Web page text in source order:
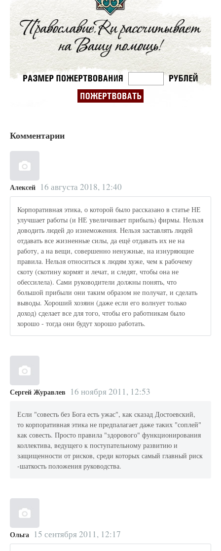
Комментарии
Алексей 16 августа 2018, 12:40
Корпоративная этика, о которой было рассказано в статье НЕ
улучшает работы (и НЕ увеличивает прибыль) фирмы. Нельзя
доводить людей до изнеможения. Нельзя заставлять людей
отдавать все жизненные силы, да ещё отдавать их не на
работу, а на вещи, совершенно ненужные, на изнуряющие
правила. Нельзя относиться к людям хуже, чем к рабочему
скоту (скотину кормят и лечат, и следят, чтобы она не
обессилела). Сами руководители должны понять, что
большой прибыли они таким образом не получат, и сделать
выводы. Хороший хозяин (даже если его волнует только
доход) сделает все для того, чтобы его работникам было
хорошо - тогда они будут хорошо работать.
Сергей Журавлев 16 ноября 2011, 12:53
Если "совесть без Бога есть ужас", как сказад Достоевский,
то корпоративная этика не предпалагает даже таких "соплей"
как совесть. Просто правила "здорового" функционирования
коллектива, ведущего к поступательному развитию и
защищенности от рисков, среди которых самый главный риск
-шаткость положения руководства.
Ольга 15 сентября 2011, 12:17